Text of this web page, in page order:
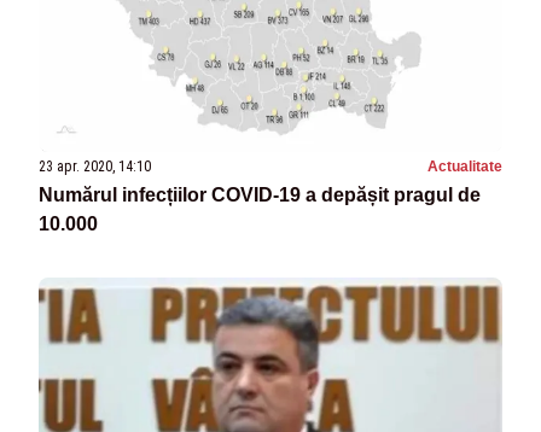
23 apr. 2020, 14:10 Actualitate
Numărul infecțiilor COVID-19 a depășit pragul de
10.000